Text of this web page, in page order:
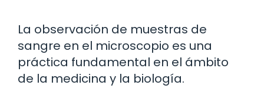
La observación de muestras de
sangre en el microscopio es una
práctica fundamental en el ámbito
de la medicina y la biología.